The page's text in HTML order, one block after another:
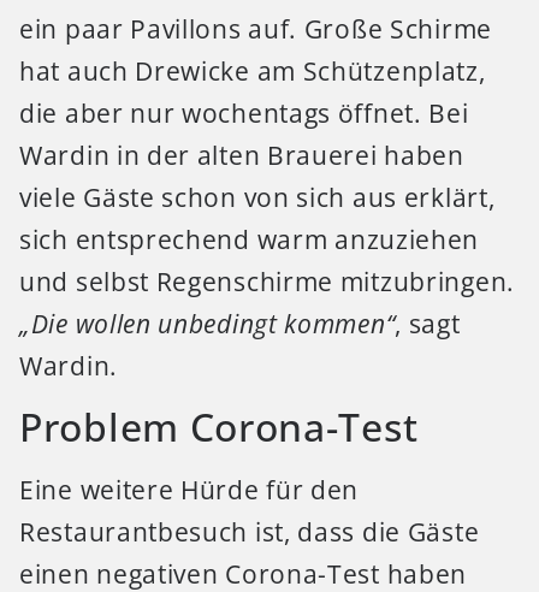
ein paar Pavillons auf. Große Schirme
hat auch Drewicke am Schützenplatz,
die aber nur wochentags öffnet. Bei
Wardin in der alten Brauerei haben
viele Gäste schon von sich aus erklärt,
sich entsprechend warm anzuziehen
und selbst Regenschirme mitzubringen.
„Die wollen unbedingt kommen“, sagt
Wardin.
Problem Corona-Test
Eine weitere Hürde für den
Restaurantbesuch ist, dass die Gäste
einen negativen Corona-Test haben